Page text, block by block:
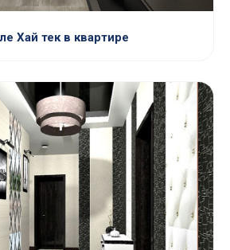
Хай тек в квартире